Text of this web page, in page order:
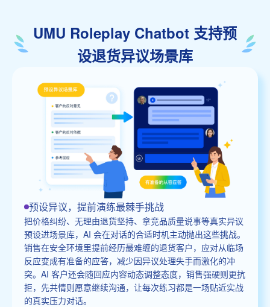
UMU Roleplay Chatbot 支持预
设退货异议场景库
预设异议，提前演练最棘手挑战
把价格纠纷、无理由退货坚持、拿竞品质量说事等真实异议
预设进场景库，AI 会在对话的合适时机主动抛出这些挑战。
销售在安全环境里提前经历最难缠的退货客户，应对从临场
反应变成有准备的应答，减少因异议处理失手而激化的冲
突。AI 客户还会随回应内容动态调整态度，销售强硬则更抗
拒，先共情则愿意继续沟通，让每次练习都是一场贴近实战
的真实压力对话。